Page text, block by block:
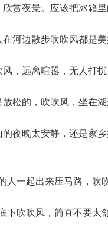
赏夜景。应该把冰箱里
河边散步吹吹风都是美
，远离喧嚣，无人打扰
松的，吹吹风，坐在湖
夜晚太安静，还是家乡
一起出来压马路，吹
吹吹风，简直不要太舒